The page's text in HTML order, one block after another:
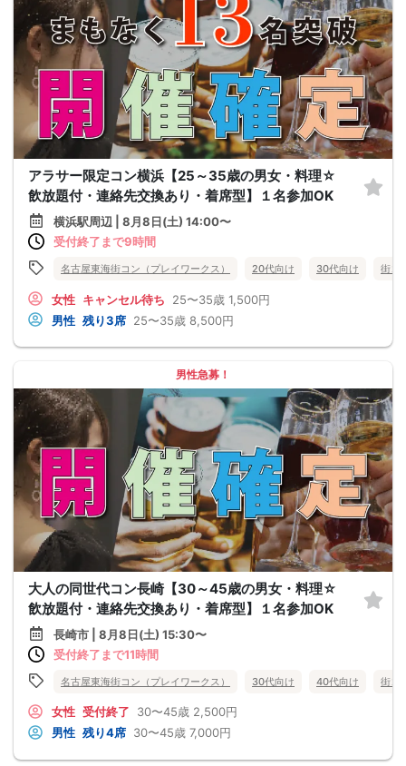
アラサー限定コン横浜【25～35歳の男女・料理☆
飲放題付・連絡先交換あり・着席型】１名参加OK
横浜駅周辺 | 8月8日(土) 14:00〜
受付終了まで9時間
名古屋東海街コン（プレイワークス） 20代向け 30代向け 街コ
女性 キャンセル待ち 25〜35歳 1,500円
男性 残り3席 25〜35歳 8,500円
男性急募！
大人の同世代コン長崎【30～45歳の男女・料理☆
飲放題付・連絡先交換あり・着席型】１名参加OK
長崎市 | 8月8日(土) 15:30〜
受付終了まで11時間
名古屋東海街コン（プレイワークス） 30代向け 40代向け 街コ
女性 受付終了 30〜45歳 2,500円
男性 残り4席 30〜45歳 7,000円